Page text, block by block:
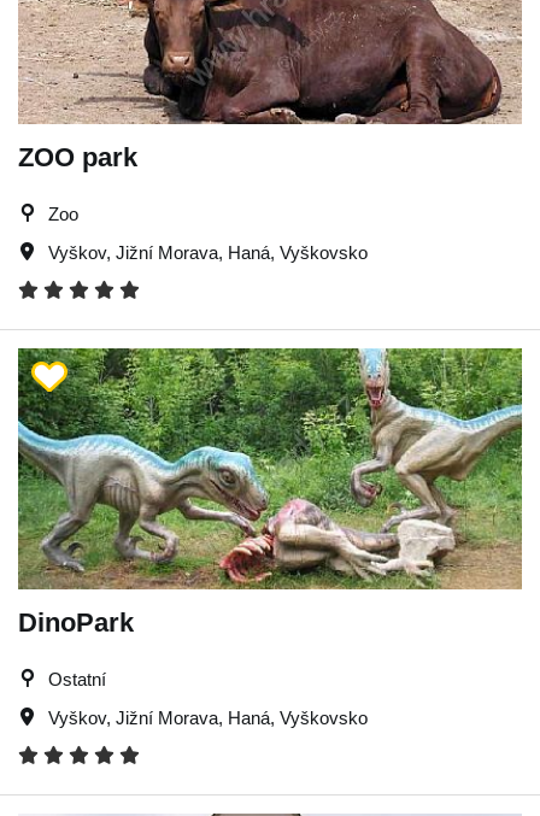
ZOO park
Zoo
Vyškov, Jižní Morava, Haná, Vyškovsko
DinoPark
Ostatní
Vyškov, Jižní Morava, Haná, Vyškovsko